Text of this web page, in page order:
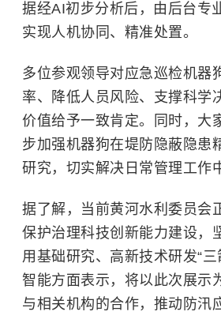
据经AI初步分析后，由后台专
实现人机协同、精准处置。
多位参观领导对应急巡检机器
率、降低人员风险、支撑科学
价值给予一致肯定。同时，大
步加强机器狗在堤防隐蔽隐患
研究，切实解决日常管理工作
据了解，当前黄河水利委员会
保护治理科技创新能力建设，
用基础研究、高新技术研发“
智能方面表示，将以此次展示
与相关机构的合作，推动防汛